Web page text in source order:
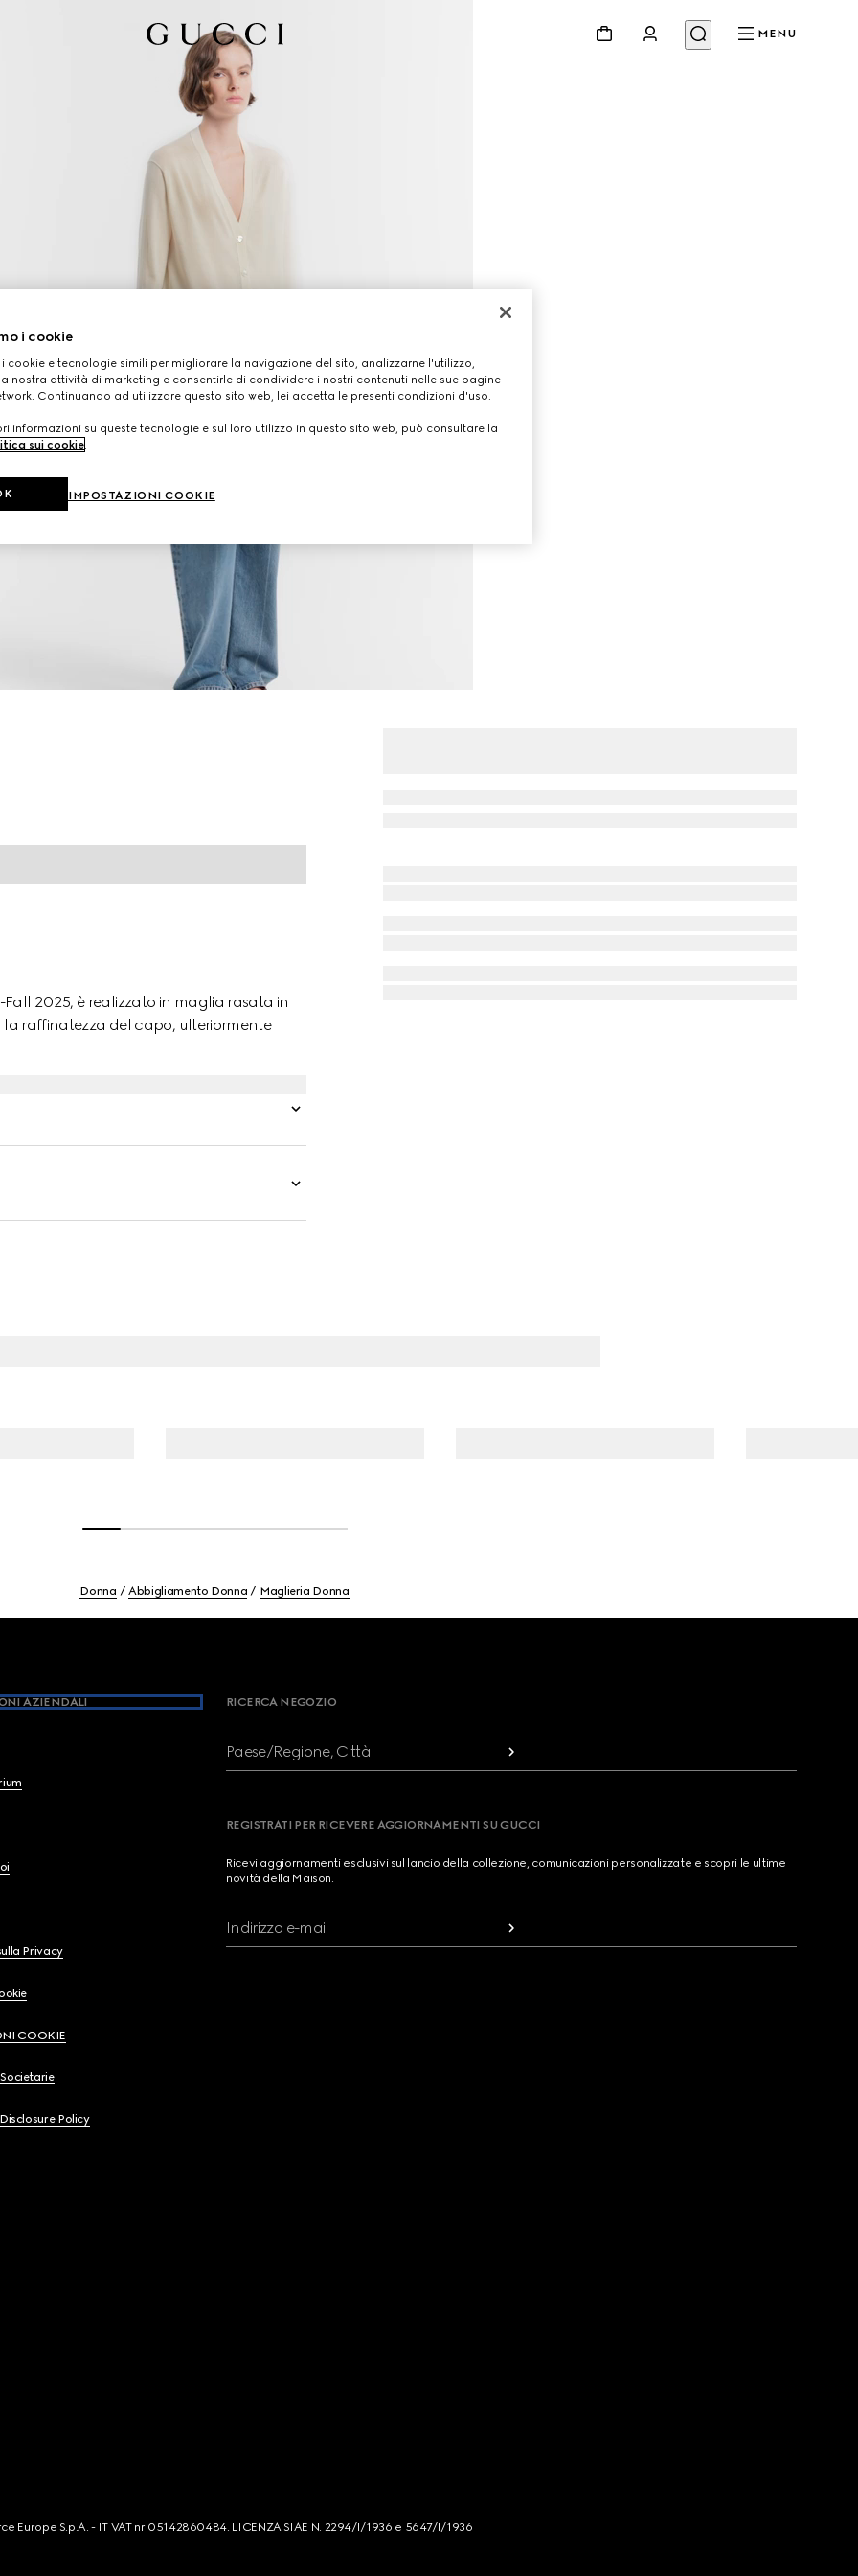
MENU
2025, è realizzato in maglia rasata in
raffinatezza del capo, ulteriormente
Donna Abbigliamento Donna Maglieria Donna
AZIENDALI
Privacy
COOKIE
Policy
RICERCA NEGOZIO
Paese/Regione, Città
REGISTRATI PER RICEVERE AGGIORNAMENTI SU GUCCI
Ricevi aggiornamenti esclusivi sul lancio della collezione, comunicazioni personalizzate e scopri le ultime
novità della Maison.
Indirizzo e-mail
Europe S.p.A. - IT VAT nr 05142860484. LICENZA SIAE N. 2294/I/1936 e 5647/I/1936
i cookie
i cookie e tecnologie simili per migliorare la navigazione del sito, analizzarne l'utilizzo,
nostra attività di marketing e consentirle di condividere i nostri contenuti nelle sue pagine
Continuando ad utilizzare questo sito web, lei accetta le presenti condizioni d'uso.
informazioni su queste tecnologie e sul loro utilizzo in questo sito web, può consultare la
sui cookie.
IMPOSTAZIONI COOKIE